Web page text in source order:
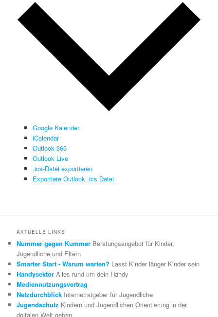
Google Kalender
iCalendar
Outlook 365
Outlook Live
.ics-Datei exportieren
Exportiere Outlook .ics Datei
AKTUELLE LINKS
Nummer gegen Kummer Beratungsangebot für Kinder,
Jugendliche und Eltern
Smarter Start - Warum warten? Lasst Kinder länger Kinder sein
Handysektor Alles rund um dein Handy
Mediennutzungsvertrag
Netzdurchblick Internetratgeber für Jugendliche
Jugendschutz Kindern und Jugendlichen Orientierung in der
dgitalen Welt geben